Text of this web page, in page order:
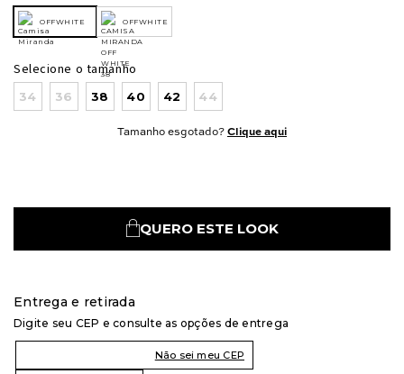
OFFWHITE OFFWHITE
Selecione o tamanho
34 36 38 40 42 44
Tamanho esgotado? Clique aqui
QUERO ESTE LOOK
Entrega e retirada
Digite seu CEP e consulte as opções de entrega
Não sei meu CEP